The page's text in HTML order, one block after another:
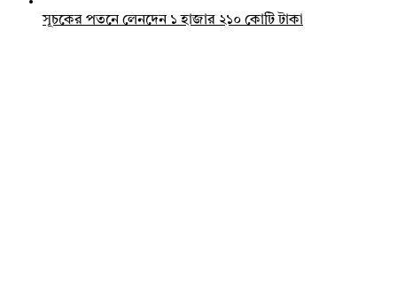
সূচকের পতনে লেনদেন ১ হাজার ২১০ কোটি টাকা